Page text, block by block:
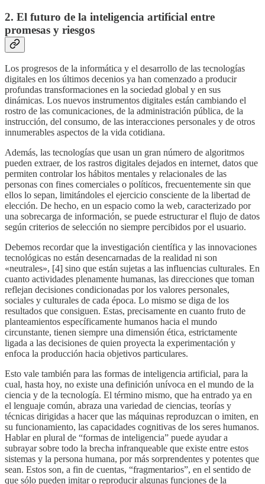
2. El futuro de la inteligencia artificial entre
promesas y riesgos
Los progresos de la informática y el desarrollo de las tecnologías
digitales en los últimos decenios ya han comenzado a producir
profundas transformaciones en la sociedad global y en sus
dinámicas. Los nuevos instrumentos digitales están cambiando el
rostro de las comunicaciones, de la administración pública, de la
instrucción, del consumo, de las interacciones personales y de otros
innumerables aspectos de la vida cotidiana.
Además, las tecnologías que usan un gran número de algoritmos
pueden extraer, de los rastros digitales dejados en internet, datos que
permiten controlar los hábitos mentales y relacionales de las
personas con fines comerciales o políticos, frecuentemente sin que
ellos lo sepan, limitándoles el ejercicio consciente de la libertad de
elección. De hecho, en un espacio como la web, caracterizado por
una sobrecarga de información, se puede estructurar el flujo de datos
según criterios de selección no siempre percibidos por el usuario.
Debemos recordar que la investigación científica y las innovaciones
tecnológicas no están desencarnadas de la realidad ni son
«neutrales», [4] sino que están sujetas a las influencias culturales. En
cuanto actividades plenamente humanas, las direcciones que toman
reflejan decisiones condicionadas por los valores personales,
sociales y culturales de cada época. Lo mismo se diga de los
resultados que consiguen. Estas, precisamente en cuanto fruto de
planteamientos específicamente humanos hacia el mundo
circunstante, tienen siempre una dimensión ética, estrictamente
ligada a las decisiones de quien proyecta la experimentación y
enfoca la producción hacia objetivos particulares.
Esto vale también para las formas de inteligencia artificial, para la
cual, hasta hoy, no existe una definición unívoca en el mundo de la
ciencia y de la tecnología. El término mismo, que ha entrado ya en
el lenguaje común, abraza una variedad de ciencias, teorías y
técnicas dirigidas a hacer que las máquinas reproduzcan o imiten, en
su funcionamiento, las capacidades cognitivas de los seres humanos.
Hablar en plural de “formas de inteligencia” puede ayudar a
subrayar sobre todo la brecha infranqueable que existe entre estos
sistemas y la persona humana, por más sorprendentes y potentes que
sean. Estos son, a fin de cuentas, “fragmentarios”, en el sentido de
que sólo pueden imitar o reproducir algunas funciones de la